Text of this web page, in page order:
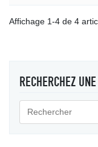
Affichage 1-4 de 4
RECHERCHEZ